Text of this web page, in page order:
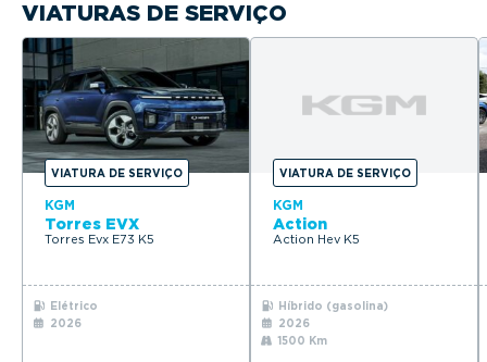
VIATURAS DE SERVIÇO
VIATURA DE SERVIÇO
KGM
Torres EVX
Torres Evx E73 K5
Elétrico
2026
VIATURA DE SERVIÇO
KGM
Action
Action Hev K5
Híbrido (gasolina)
2026
1500 Km